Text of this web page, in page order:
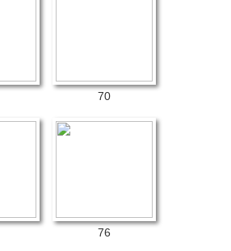
70
76